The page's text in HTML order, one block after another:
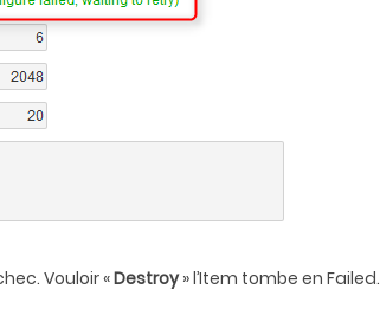
Vouloir «Destroy» l’Item tombe en Failed.